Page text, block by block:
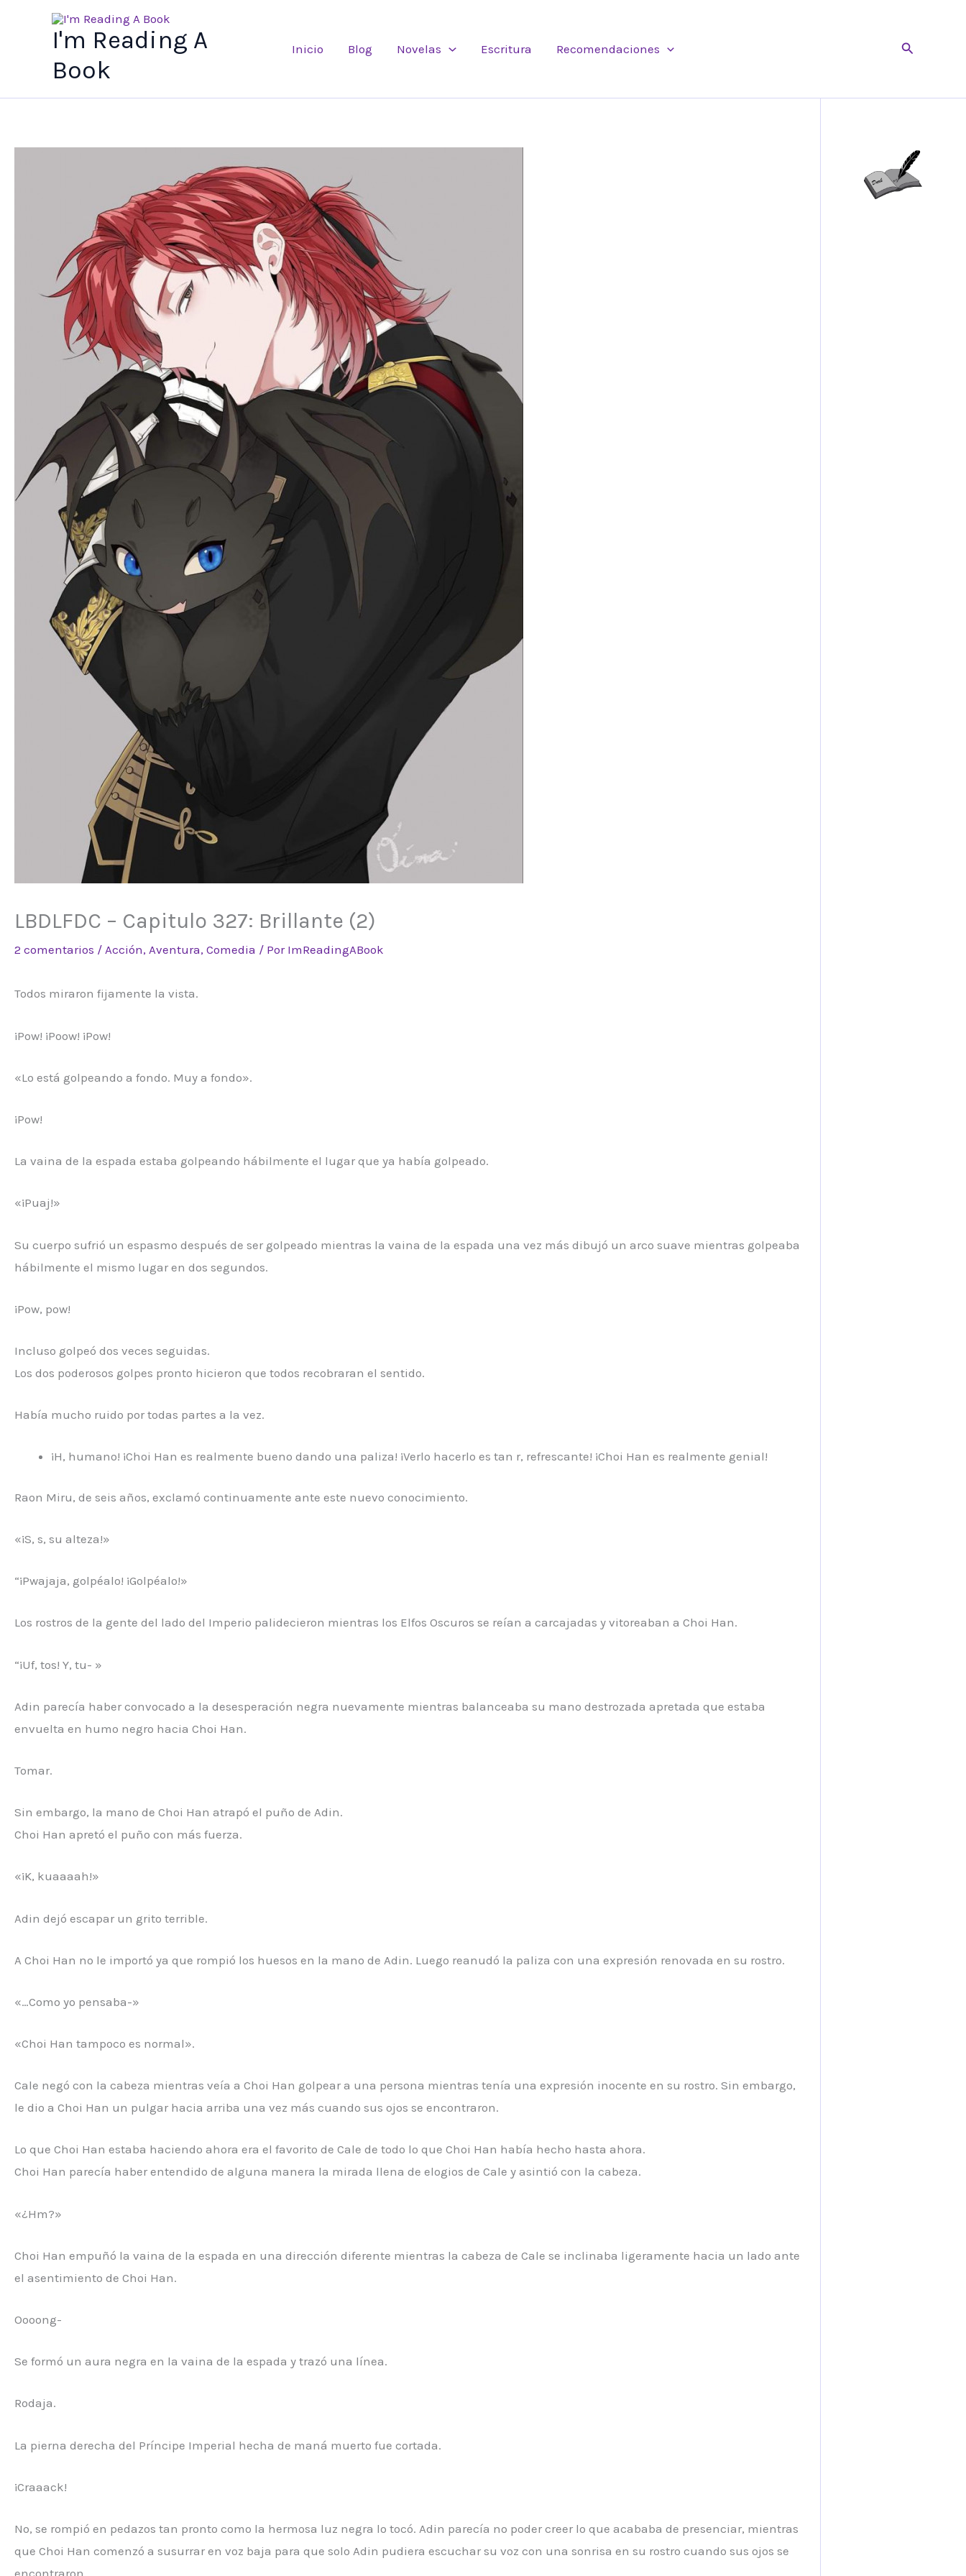
I'm Reading A
Book
Inicio Blog Novelas Escritura Recomendaciones Buscar
LBDLFDC – Capitulo 327: Brillante (2)
2 comentarios / Acción, Aventura, Comedia / Por ImReadingABook
Todos miraron fijamente la vista.
¡Pow! ¡Poow! ¡Pow!
«Lo está golpeando a fondo. Muy a fondo».
¡Pow!
La vaina de la espada estaba golpeando hábilmente el lugar que ya había golpeado.
«¡Puaj!»
Su cuerpo sufrió un espasmo después de ser golpeado mientras la vaina de la espada una vez más dibujó un arco suave mientras golpeaba
hábilmente el mismo lugar en dos segundos.
¡Pow, pow!
Incluso golpeó dos veces seguidas.
Los dos poderosos golpes pronto hicieron que todos recobraran el sentido.
Había mucho ruido por todas partes a la vez.
¡H, humano! ¡Choi Han es realmente bueno dando una paliza! ¡Verlo hacerlo es tan r, refrescante! ¡Choi Han es realmente genial!
Raon Miru, de seis años, exclamó continuamente ante este nuevo conocimiento.
«¡S, s, su alteza!»
“¡Pwajaja, golpéalo! ¡Golpéalo!»
Los rostros de la gente del lado del Imperio palidecieron mientras los Elfos Oscuros se reían a carcajadas y vitoreaban a Choi Han.
“¡Uf, tos! Y, tu- »
Adin parecía haber convocado a la desesperación negra nuevamente mientras balanceaba su mano destrozada apretada que estaba
envuelta en humo negro hacia Choi Han.
Tomar.
Sin embargo, la mano de Choi Han atrapó el puño de Adin.
Choi Han apretó el puño con más fuerza.
«¡K, kuaaaah!»
Adin dejó escapar un grito terrible.
A Choi Han no le importó ya que rompió los huesos en la mano de Adin. Luego reanudó la paliza con una expresión renovada en su rostro.
«…Como yo pensaba-»
«Choi Han tampoco es normal».
Cale negó con la cabeza mientras veía a Choi Han golpear a una persona mientras tenía una expresión inocente en su rostro. Sin embargo,
le dio a Choi Han un pulgar hacia arriba una vez más cuando sus ojos se encontraron.
Lo que Choi Han estaba haciendo ahora era el favorito de Cale de todo lo que Choi Han había hecho hasta ahora.
Choi Han parecía haber entendido de alguna manera la mirada llena de elogios de Cale y asintió con la cabeza.
«¿Hm?»
Choi Han empuñó la vaina de la espada en una dirección diferente mientras la cabeza de Cale se inclinaba ligeramente hacia un lado ante
el asentimiento de Choi Han.
Oooong-
Se formó un aura negra en la vaina de la espada y trazó una línea.
Rodaja.
La pierna derecha del Príncipe Imperial hecha de maná muerto fue cortada.
¡Craaack!
No, se rompió en pedazos tan pronto como la hermosa luz negra lo tocó. Adin parecía no poder creer lo que acababa de presenciar, mientras
que Choi Han comenzó a susurrar en voz baja para que solo Adin pudiera escuchar su voz con una sonrisa en su rostro cuando sus ojos se
encontraron.